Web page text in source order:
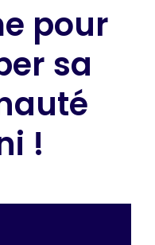
pour
sa
!